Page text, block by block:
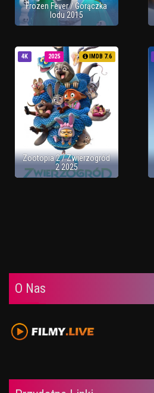
Frozen Fever / Gorączka
lodu 2015
4K 2025 IMDB 7.6
Zootopia 2 / Zwierzogród
2 2025
O Nas